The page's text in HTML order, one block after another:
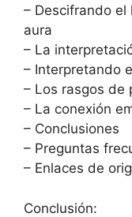
– Descifrando el
aura
– La
– Interpretando
– Los rasgos de
– La conexión
– Conclusiones
– Preguntas
– Enlaces de
Conclusión: